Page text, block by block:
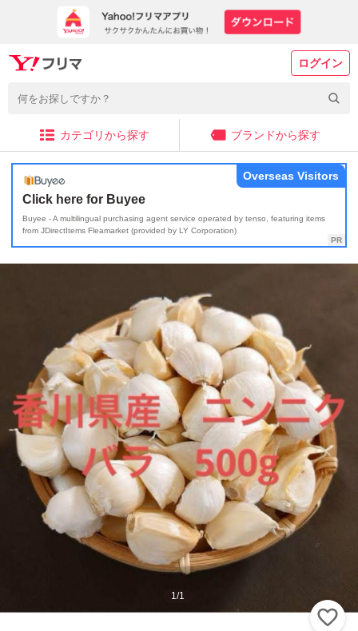
ログイン
カテゴリから探す ブランドから探す
Click here for Buyee
Buyee - A multilingual purchasing agent service operated by tenso, featuring items
from JDirectItems Fleamarket (provided by LY Corporation)
Overseas Visitors
1/1